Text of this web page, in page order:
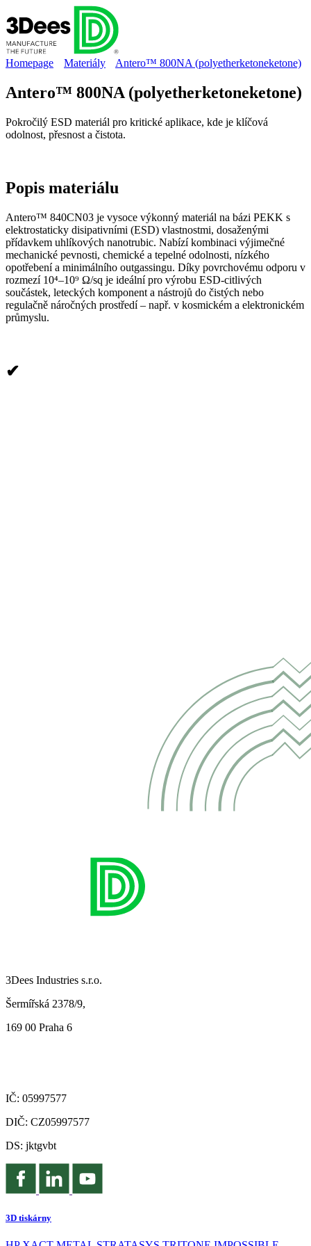
Homepage Materiály Antero™ 800NA (polyetherketoneketone)
Antero™ 800NA (polyetherketoneketone)
Pokročilý ESD materiál pro kritické aplikace, kde je klíčová
odolnost, přesnost a čistota.
Popis materiálu
Antero™ 840CN03 je vysoce výkonný materiál na bázi PEKK s
elektrostaticky disipativními (ESD) vlastnostmi, dosaženými
přídavkem uhlíkových nanotrubic. Nabízí kombinaci výjimečné
mechanické pevnosti, chemické a tepelné odolnosti, nízkého
opotřebení a minimálního outgassingu. Díky povrchovému odporu v
rozmezí 10⁴–10⁹ Ω/sq je ideální pro výrobu ESD‑citlivých
součástek, leteckých komponent a nástrojů do čistých nebo
regulačně náročných prostředí – např. v kosmickém a elektronickém
průmyslu.
✔
3Dees Industries s.r.o.
Šermířská 2378/9,
169 00 Praha 6
IČ: 05997577
DIČ: CZ05997577
DS: jktgvbt
3D tiskárny